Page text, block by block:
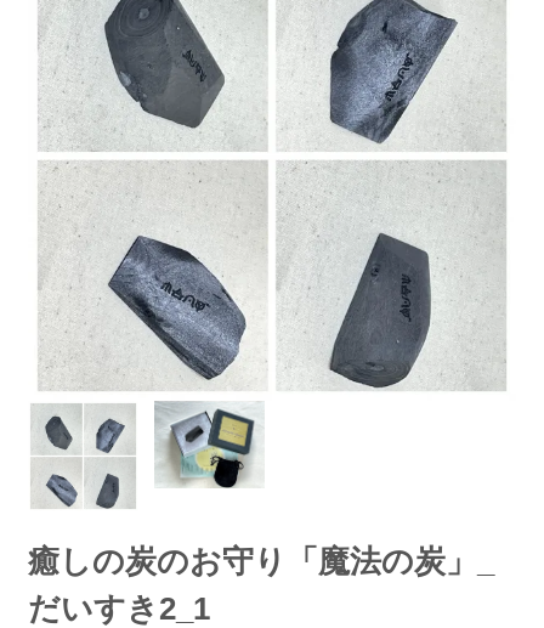
癒しの炭のお守り「魔法の炭」_
だいすき2_1